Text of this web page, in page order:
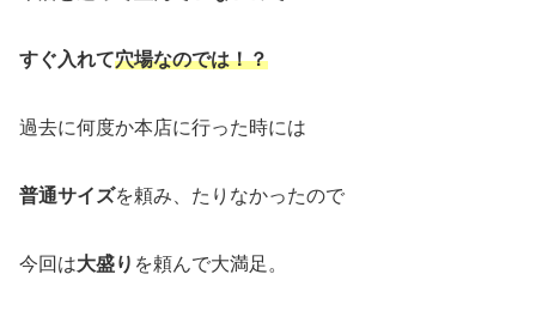
すぐ入れて穴場なのでは！？
過去に何度か本店に行った時には
普通サイズを頼み、たりなかったので
今回は大盛り を頼んで大満足。